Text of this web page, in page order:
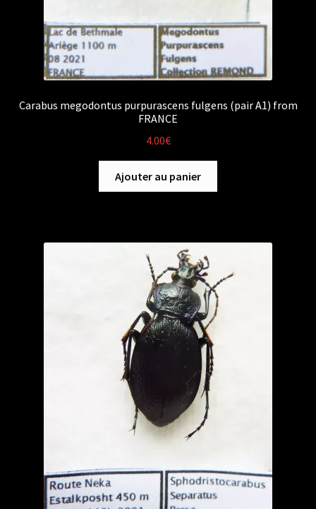
Carabus megodontus purpurascens fulgens (pair A1) from
FRANCE
4.00€
Ajouter au panier